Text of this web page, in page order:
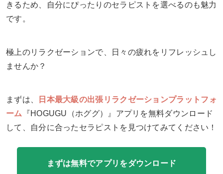
きるため、自分にぴったりのセラピストを選べるのも魅力
です。
極上のリラクゼーションで、日々の疲れをリフレッシュし
ませんか？
まずは、
日本最大級の出張リラクゼーションプラットフォ
ーム 『HOGUGU（ホググ）』アプリを無料ダウンロード
して、自分に合ったセラピストを見つけてみてください！
まずは無料でアプリをダウンロード